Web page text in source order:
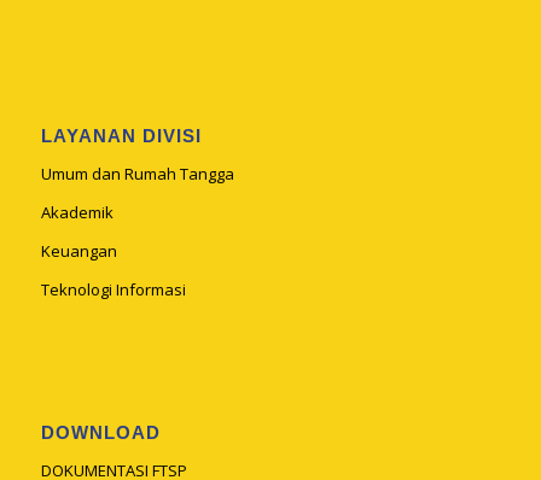
LAYANAN DIVISI
Umum dan Rumah Tangga
Akademik
Keuangan
Teknologi Informasi
DOWNLOAD
DOKUMENTASI FTSP